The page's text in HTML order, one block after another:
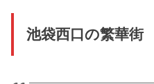
池袋西口の繁華街